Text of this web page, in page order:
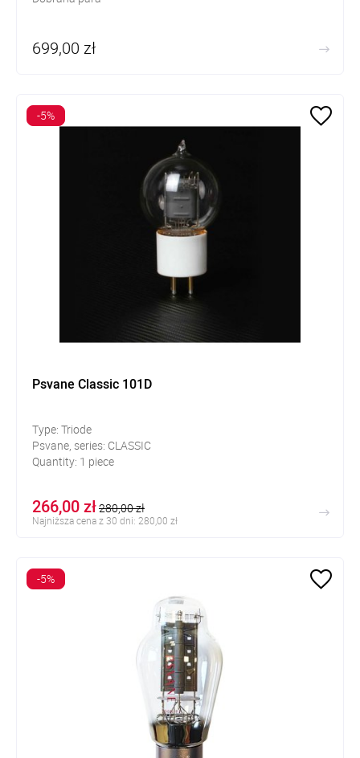
699,00 zł
Psvane Classic 101D
Type: Triode
Psvane, series: CLASSIC
Quantity: 1 piece
266,00 zł280,00 zł
Najniższa cena z 30 dni: 280,00 zł
-5%
-5%